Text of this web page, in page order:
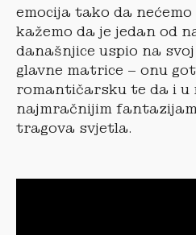
emocija tako da
kažemo da je jedan od
današnjice uspio na
glavne matrice – onu
romantičarsku te da i u
najmračnijim
tragova svjetla.